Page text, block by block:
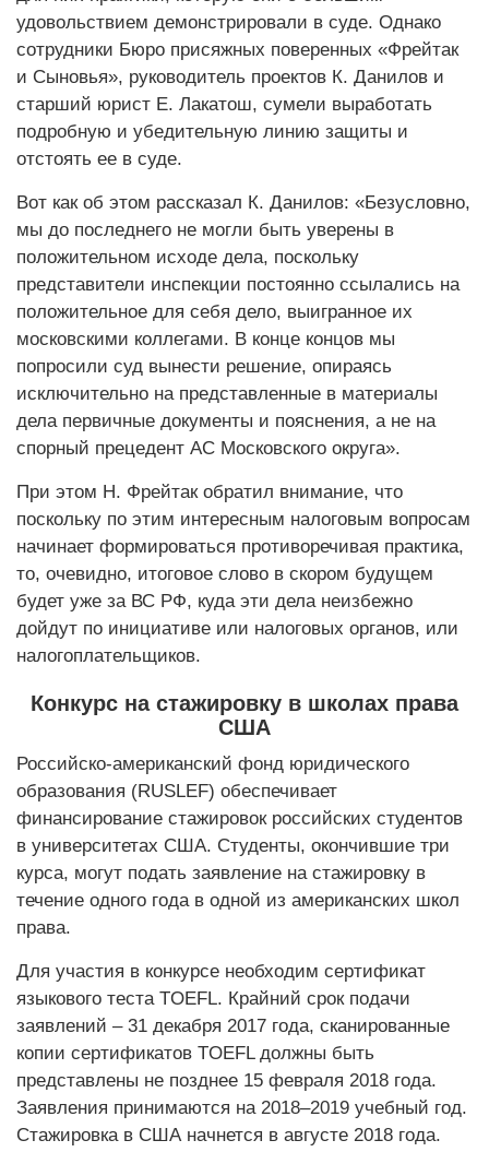
удовольствием демонстрировали в суде. Однако
сотрудники Бюро присяжных поверенных «Фрейтак
и Сыновья», руководитель проектов К. Данилов и
старший юрист Е. Лакатош, сумели выработать
подробную и убедительную линию защиты и
отстоять ее в суде.
Вот как об этом рассказал К. Данилов: «Безусловно,
мы до последнего не могли быть уверены в
положительном исходе дела, поскольку
представители инспекции постоянно ссылались на
положительное для себя дело, выигранное их
московскими коллегами. В конце концов мы
попросили суд вынести решение, опираясь
исключительно на представленные в материалы
дела первичные документы и пояснения, а не на
спорный прецедент АС Московского округа».
При этом Н. Фрейтак обратил внимание, что
поскольку по этим интересным налоговым вопросам
начинает формироваться противоречивая практика,
то, очевидно, итоговое слово в скором будущем
будет уже за ВС РФ, куда эти дела неизбежно
дойдут по инициативе или налоговых органов, или
налогоплательщиков.
Конкурс на стажировку в школах права
США
Российско-американский фонд юридического
образования (RUSLEF) обеспечивает
финансирование стажировок российских студентов
в университетах США. Студенты, окончившие три
курса, могут подать заявление на стажировку в
течение одного года в одной из американских школ
права.
Для участия в конкурсе необходим cертификат
языкового теста TOEFL. Крайний срок подачи
заявлений – 31 декабря 2017 года, cканированные
копии сертификатов TOEFL должны быть
представлены не позднее 15 февраля 2018 года.
Заявления принимаются на 2018–2019 учебный год.
Стажировка в США начнется в августе 2018 года.